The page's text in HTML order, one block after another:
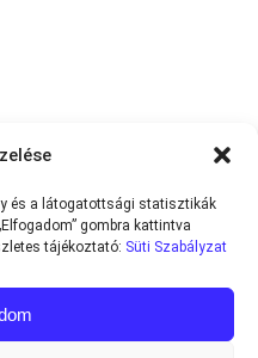
és a látogatottsági statisztikák
gombra kattintva
tájékoztató: Süti Szabályzat